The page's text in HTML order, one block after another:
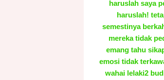
haruslah saya
haruslah!
semestinya
mereka tidak
emang tahu
emosi tidak
wahai lelaki2